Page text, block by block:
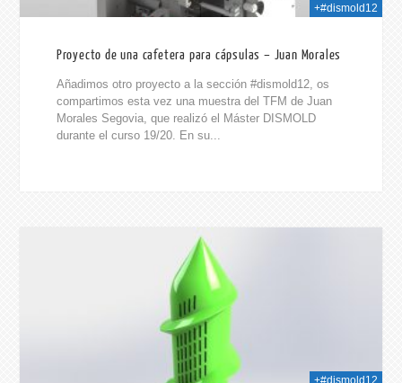
+#dismold12
Proyecto de una cafetera para cápsulas – Juan Morales
Añadimos otro proyecto a la sección #dismold12, os
compartimos esta vez una muestra del TFM de Juan
Morales Segovia, que realizó el Máster DISMOLD
durante el curso 19/20. En su...